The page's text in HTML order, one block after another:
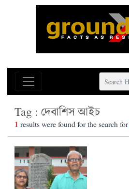
Tag : দেবাশিস আইচ
1 results were found for the search for